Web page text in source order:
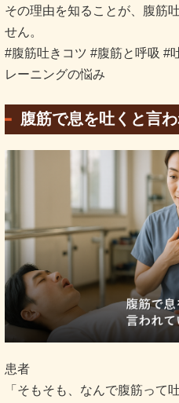
その理由を知ることが、腹筋
せん。
#腹筋吐きコツ #腹筋と呼吸 #
レーニングの悩み
腹筋で息を吐くと言
患者
「そもそも、なんで腹筋って